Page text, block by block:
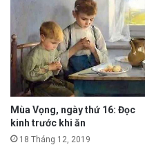
Mùa Vọng, ngày thứ 16: Đọc
kinh trước khi ăn
18 Tháng 12, 2019